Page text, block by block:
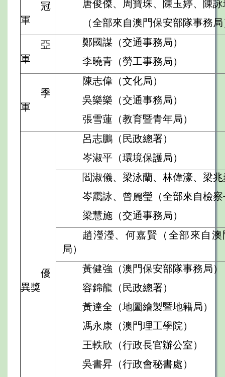
冠
軍
唐俊傑、周寶珠、陳玉婷、陳
（全部來自澳門保安部隊事務
亞
軍
鄭國謀（交通事務局）
李曉青（勞工事務局）
季
軍
陳志偉（文化局）
吳樂樂（交通事務局）
張雪蓮（教育暨青年局）
優
異獎
呂志鵬（民政總署）
岑淑平（環境保護局）
閻淑儀、梁泳蘭、林偉濠、梁
岑靄詠、曾麗瑩（全部來自檢
梁慧施（交通事務局）
趙瀅瀅、何嘉賢（全部來自
局）
黃健強（澳門保安部隊事務局）
容錦龍（民政總署）
黃達全（地圖繪製暨地籍局）
馮永康（澳門理工學院）
王軼欣（行政長官辦公室）
吳書昇（行政會秘書處）